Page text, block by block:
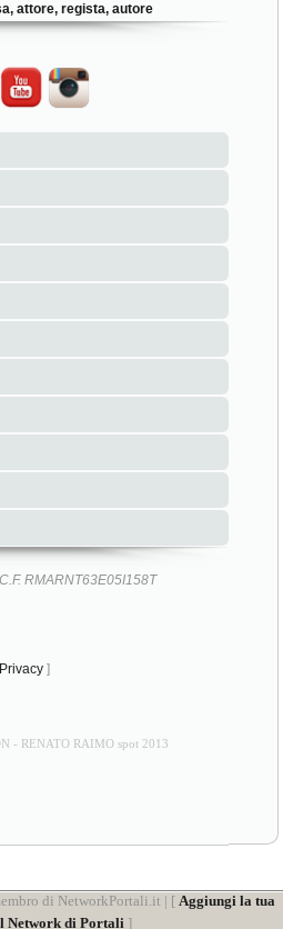
attore, regista, autore
RMARNT63E05I158T
Privacy ]
- RENATO RAIMO spot 2013
di NetworkPortali.it | [ Aggiungi la tua
Network di Portali ]